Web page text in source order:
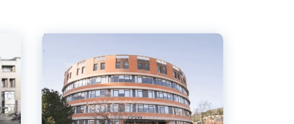
Английский
Барселона, Испания
Частный